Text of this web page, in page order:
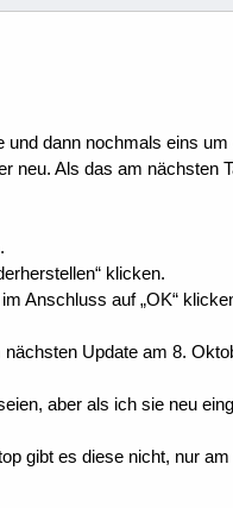
dann nochmals eins
neu. Als das am nächsten
klicken.
Anschluss auf „OK“
Update am 8.
aber als ich sie neu
gibt es diese nicht, nur